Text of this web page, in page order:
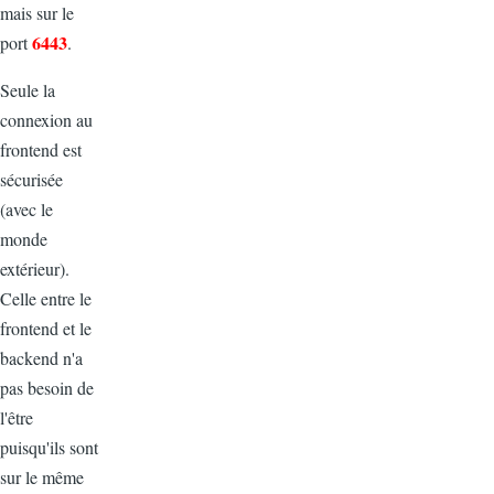
mais sur le
port6443.
Seule la
connexion au
frontend est
sécurisée
(avec le
monde
extérieur).
Celle entre le
frontend et le
backend n'a
pas besoin de
l'être
puisqu'ils sont
sur le même